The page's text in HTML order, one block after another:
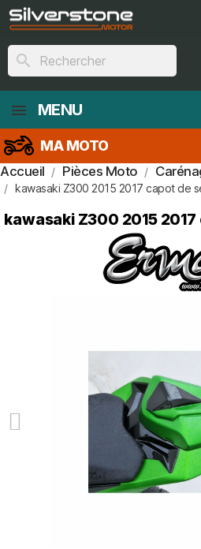
search
MENU
MA MOTO
Accueil Pièces Moto
kawasaki Z300 2015 2017 capot de
kawasaki Z300 2015 2017